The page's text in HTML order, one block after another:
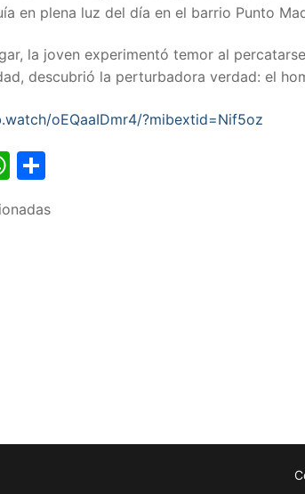
en plena luz del día en el barrio Punto
la joven experimentó temor al
descubrió la perturbadora verdad: el
oEQaaIDmr4/?mibextid=Nif5oz
WhatsApp